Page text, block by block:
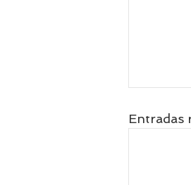
Entradas